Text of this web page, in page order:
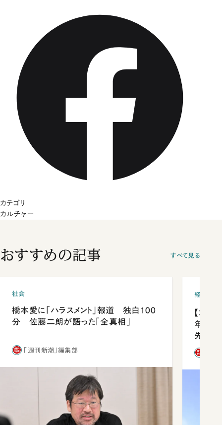
カテゴリ
カルチャー
おすすめの記事 すべて見る
社会
橋本愛に「ハラスメント」報道 独白100
分 佐藤二朗が語った「全真相」
「週刊新潮」編集部
経済・ビ
【コン
年会は
先1位